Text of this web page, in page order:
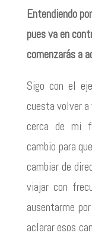
Entendiendo
pues va en
comenzarás a
Sigo con el
cuesta volver
cerca de mi
cambio para
cambiar de
viajar con
ausentarme
aclarar esos